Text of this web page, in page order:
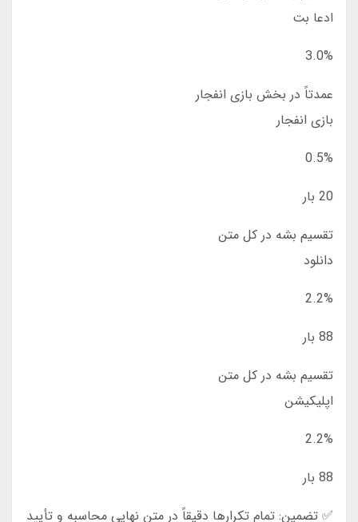
ادعا بت
3.0%
عمدتاً در بخش بازی انفجار
بازی انفجار
0.5%
20 بار
تقسیم بشه در کل متن
دانلود
2.2%
88 بار
تقسیم بشه در کل متن
اپلیکیشن
2.2%
88 بار
✅ تضمین: تمام تکرارها دقیقاً در متن نهایی محاسبه و تأیید